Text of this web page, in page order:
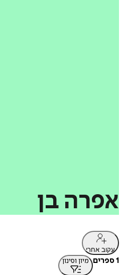
אפרה בן
עקוב אחרי
1 ספרים מיון וסינון